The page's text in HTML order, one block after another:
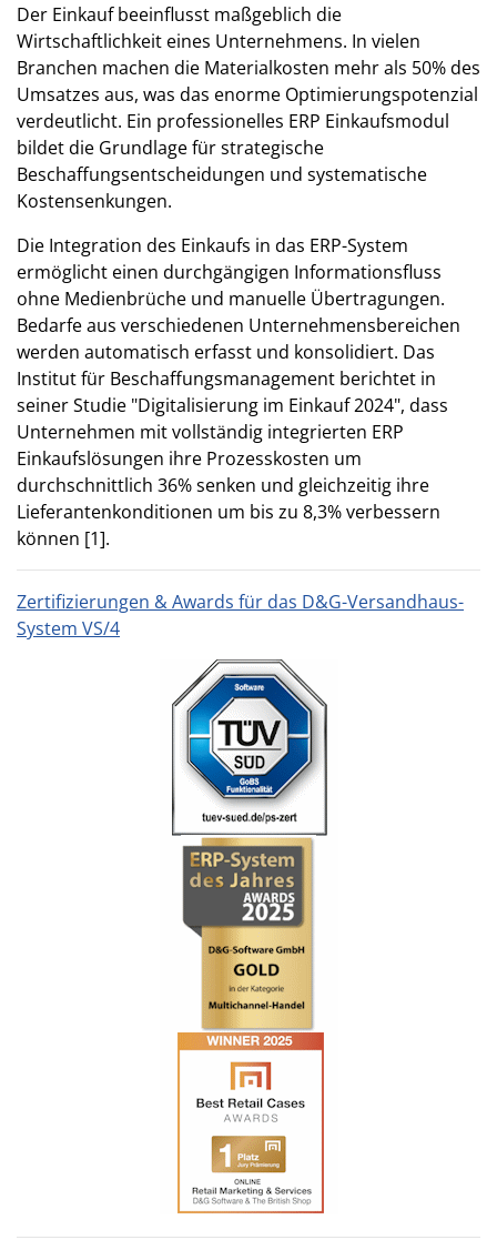
Der Einkauf beeinflusst maßgeblich die
Wirtschaftlichkeit eines Unternehmens. In vielen
Branchen machen die Materialkosten mehr als 50% des
Umsatzes aus, was das enorme Optimierungspotenzial
verdeutlicht. Ein professionelles ERP Einkaufsmodul
bildet die Grundlage für strategische
Beschaffungsentscheidungen und systematische
Kostensenkungen.
Die Integration des Einkaufs in das ERP-System
ermöglicht einen durchgängigen Informationsfluss
ohne Medienbrüche und manuelle Übertragungen.
Bedarfe aus verschiedenen Unternehmensbereichen
werden automatisch erfasst und konsolidiert. Das
Institut für Beschaffungsmanagement berichtet in
seiner Studie "Digitalisierung im Einkauf 2024", dass
Unternehmen mit vollständig integrierten ERP
Einkaufslösungen ihre Prozesskosten um
durchschnittlich 36% senken und gleichzeitig ihre
Lieferantenkonditionen um bis zu 8,3% verbessern
können [1].
Zertifizierungen & Awards für das D&G-Versandhaus-
System VS/4